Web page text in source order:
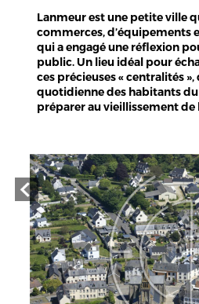
Lanmeur est une petite ville
commerces, d’équipements
qui a engagé une réflexion
public. Un lieu idéal pour
ces précieuses « centralités
quotidienne des habitants
préparer au vieillissement